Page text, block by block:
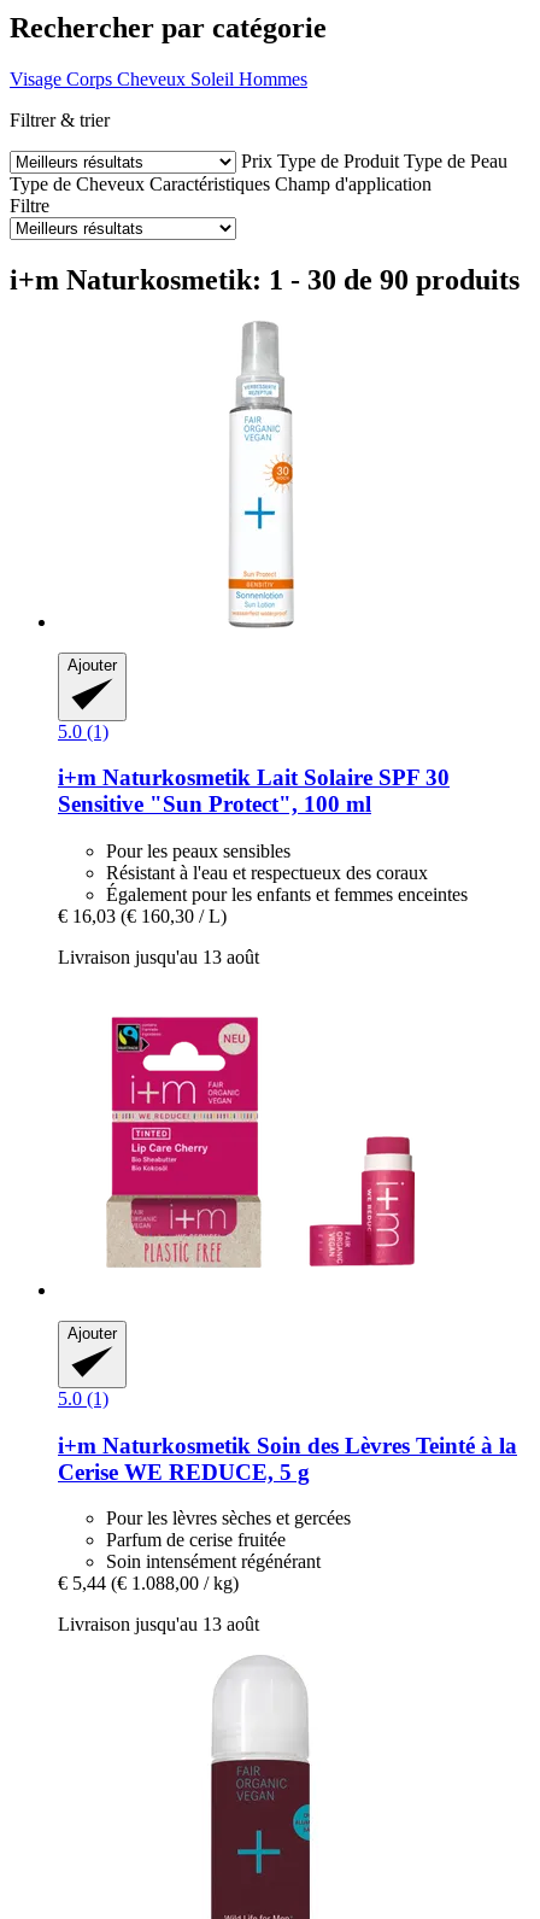
Rechercher par catégorie
Visage Corps Cheveux Soleil Hommes
Filtrer & trier
Prix Type de Produit Type de Peau
Type de Cheveux Caractéristiques Champ d'application
Filtre
i+m Naturkosmetik: 1 - 30 de 90 produits
Ajouter
5.0 (1)
i+m Naturkosmetik Lait Solaire SPF 30
Sensitive "Sun Protect", 100 ml
Pour les peaux sensibles
Résistant à l'eau et respectueux des coraux
Également pour les enfants et femmes enceintes
€ 16,03 (€ 160,30 / L)
Livraison jusqu'au 13 août
Ajouter
5.0 (1)
i+m Naturkosmetik Soin des Lèvres Teinté à la
Cerise WE REDUCE, 5 g
Pour les lèvres sèches et gercées
Parfum de cerise fruitée
Soin intensément régénérant
€ 5,44 (€ 1.088,00 / kg)
Livraison jusqu'au 13 août